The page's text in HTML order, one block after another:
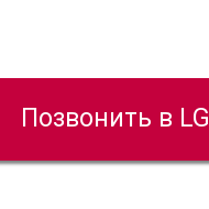
Позвонить в LG